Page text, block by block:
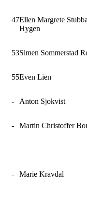
47Ellen Margrete
Hygen
53Simen Sommerstad
55Even Lien
- Anton Sjokvist
- Martin Christoffer
- Marie Kravdal